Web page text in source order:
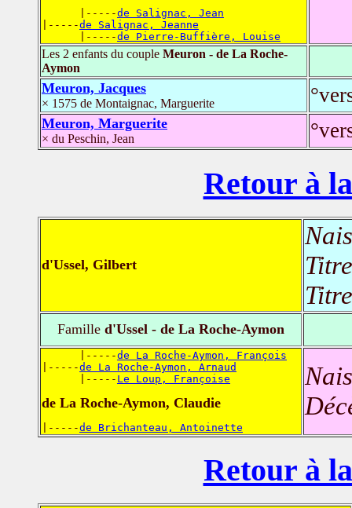
      |-----
de Salignac, Jean
|-----de Salignac, Jeanne
      |-----
de Pierre-Buffière, Louise
Les 2 enfants du couple Meuron - de La Roche-
Aymon
Meuron, Jacques
× 1575 de Montaignac, Marguerite
Meuron, Marguerite
× du Peschin, Jean
Retour à
d'Ussel, Gilbert
Famille d'Ussel - de La Roche-Aymon
      |-----
de La Roche-Aymon, François
|-----de La Roche-Aymon, Arnaud
      |-----
Le Loup, Françoise
de La Roche-Aymon, Claudie
|-----de Brichanteau, Antoinette
Retour à